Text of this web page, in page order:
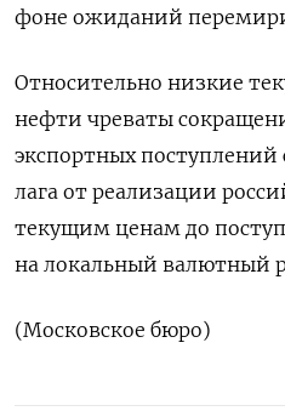
фоне ожиданий
Относительно низкие
нефти чреваты
экспортных поступлений
лага от реализации
текущим ценам до
на локальный валютный
(Московское бюро)